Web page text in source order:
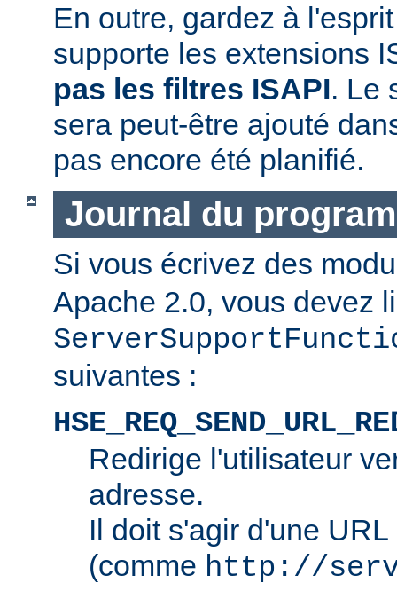
En outre, gardez à
supporte les extensions
pas les filtres ISAPI. Le
sera peut-être ajouté
pas encore été planifié.
Journal du
Si vous écrivez des
Apache 2.0, vous devez
suivantes :
Redirige l'utilisateur
adresse.
Il doit s'agir d'une
(comme http://